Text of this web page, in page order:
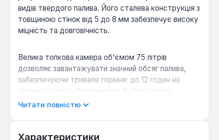
видів твердого палива. Його сталева конструкція з
товщиною стінок від 5 до 8 мм забезпечує високу
міцність та довговічність.
Велика топкова камера об'ємом 75 літрів
дозволяє завантажувати значний обсяг палива,
забезпечуючи тривале горіння: до 12 годин на
дровах та до доби на вугіллі. Робота котла
контролюється мікропроцесорним блоком
насосами опалення та гарячого водопостачання.
Читати повністю
Характеристики